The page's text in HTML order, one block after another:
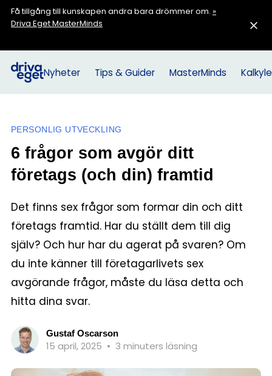
Få tillgång till kunskapen andra bara drömmer om. »
Driva Eget MasterMinds
Nyheter Tips & Guider MasterMinds
PERSONLIG UTVECKLING
6 frågor som avgör ditt
företags (och din) framtid
Det finns sex frågor som formar din och ditt
företags framtid. Har du ställt dem till dig
själv? Och hur har du agerat på svaren? Om
du inte känner till företagarlivets sex
avgörande frågor, måste du läsa detta och
hitta dina svar.
Gustaf Oscarson
15 april, 2025 • 3 minuters läsning